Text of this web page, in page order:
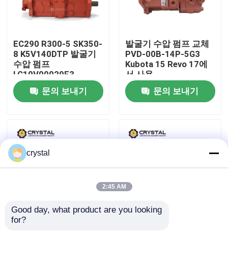
제품
비디오
우리 에 관한 것
공장 투어
품질 관리
저희와 연락
EC290 R300-5 SK350-
8 K5V140DTP 발굴기
수압 펌프
LC10V00029F3
문의 보내기
발굴기 수압 펌프 교체
PVD-00B-14P-5G3
Kubota 15 Revo 17에
서 사용
문의 보내기
Yanmar ViO27-5B 발굴
crystal
2:45 AM
Good day, what product are you looking
for?